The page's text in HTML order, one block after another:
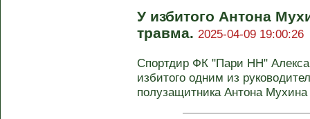
У избитого Антона
травма. 2025-04-09 19:00:26
Спортдир ФК "Пари НН"
избитого одним из
полузащитника Антона